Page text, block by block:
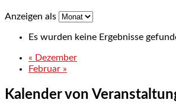
Anzeigen als
Es wurden keine Ergebnisse
« Dezember
Februar »
Kalender von